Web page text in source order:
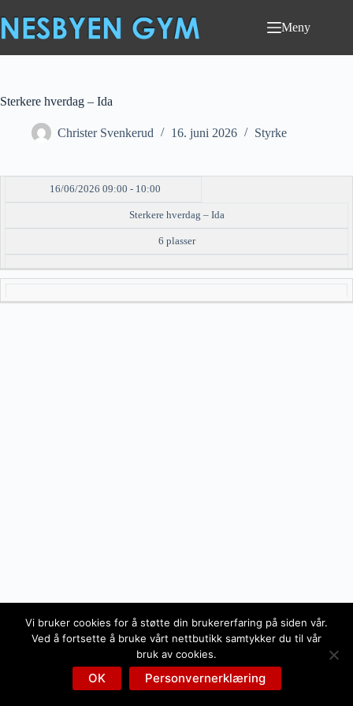
til
innholdet
Meny
Sterkere hverdag – Ida
Christer Svenkerud 16. juni 2026 Styrke
DATO/TID EVENT TILGJENGELIGHET
16/06/2026 09:00 - 10:00
Sterkere hverdag – Ida
6 plasser
Vi bruker cookies for å støtte din brukererfaring på siden vår.
Ved å fortsette å bruke vårt nettbutikk samtykker du til vår
bruk av cookies.
OK Personvernerklæring